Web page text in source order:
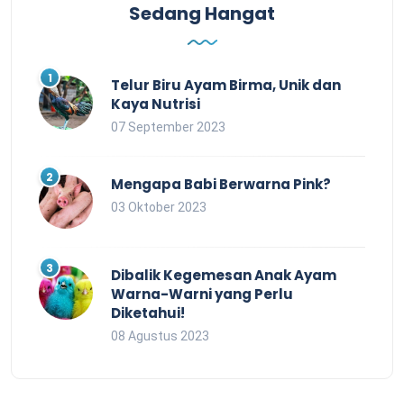
Sedang Hangat
Telur Biru Ayam Birma, Unik dan
Kaya Nutrisi
07 September 2023
Mengapa Babi Berwarna Pink?
03 Oktober 2023
Dibalik Kegemesan Anak Ayam
Warna-Warni yang Perlu
Diketahui!
08 Agustus 2023